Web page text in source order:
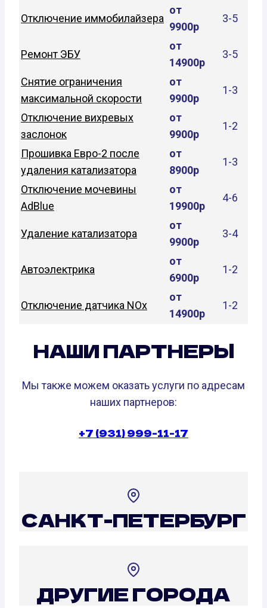
Отключение иммобилайзера
от
9900р
3-5
Ремонт ЭБУ
от
14900р
3-5
Снятие ограничения
максимальной скорости
от
9900р
1-3
Отключение вихревых
заслонок
от
9900р
1-2
Прошивка Евро-2 после
удаления катализатора
от
8900р
1-3
Отключение мочевины
AdBlue
от
19900р
4-6
Удаление катализатора
от
9900р
3-4
Автоэлектрика
от
6900р
1-2
Отключение датчика NOx
от
14900р
1-2
НАШИ ПАРТНЕРЫ
Мы также можем оказать услуги по адресам
наших партнеров:
+7 (931) 999-11-17
САНКТ-ПЕТЕРБУРГ
ДРУГИЕ ГОРОДА